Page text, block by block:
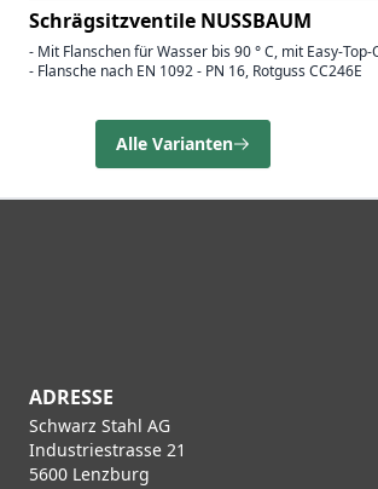
Schrägsitzventile NUSSBAUM
- Mit Flanschen für Wasser bis 90 ° C, mit Easy-
- Flansche nach EN 1092 - PN 16, Rotguss CC246E
Alle Varianten
ADRESSE
Schwarz Stahl AG
Industriestrasse 21
5600 Lenzburg